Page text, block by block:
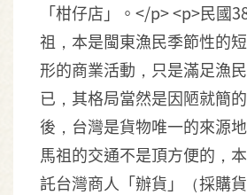
「柑仔店」。</p> <p>民國
祖，本是閩東漁民季節性的
形的商業活動，只是滿足漁
已，其格局當然是因陋就簡
後，台灣是貨物唯一的來源
馬祖的交通不是頂方便的，
託台灣商人「辦貨」（採購